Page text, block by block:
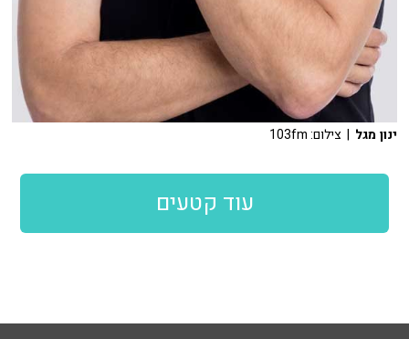
ינון מגל | צילום: 103fm
עוד קטעים